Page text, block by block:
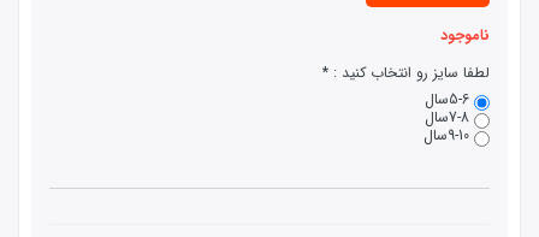
ناموجود
لطفا سایز رو انتخاب کنید :
5-6سال
7-8سال
9-10سال